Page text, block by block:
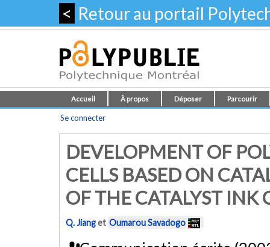
< Retour au portail
Accueil À propos Déposer Parcourir
Se connecter
DEVELOPMENT OF
CELLS BASED ON
OF THE CATALYST INK
Q. Jianget Oumarou Savadogo